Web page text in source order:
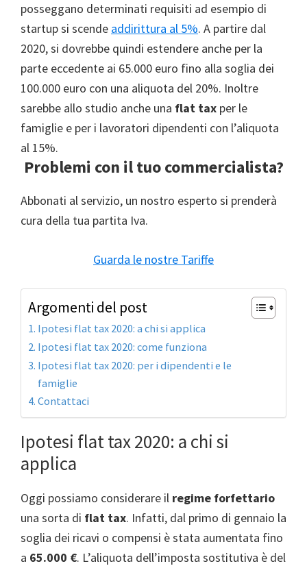
posseggano determinati requisiti ad esempio di
startup si scende addirittura al 5%. A partire dal
2020, si dovrebbe quindi estendere anche per la
parte eccedente ai 65.000 euro fino alla soglia dei
100.000 euro con una aliquota del 20%. Inoltre
sarebbe allo studio anche una flat tax per le
famiglie e per i lavoratori dipendenti con l’aliquota
al 15%.
Problemi con il tuo commercialista?
Abbonati al servizio, un nostro esperto si prenderà
cura della tua partita Iva.
Guarda le nostre Tariffe
Argomenti del post
Ipotesi flat tax 2020: a chi si applica
Ipotesi flat tax 2020: come funziona
Ipotesi flat tax 2020: per i dipendenti e le
famiglie
Contattaci
Ipotesi flat tax 2020: a chi si
applica
Oggi possiamo considerare il regime forfettario
una sorta di flat tax. Infatti, dal primo di gennaio la
soglia dei ricavi o compensi è stata aumentata fino
a 65.000 €. L’aliquota dell’imposta sostitutiva è del